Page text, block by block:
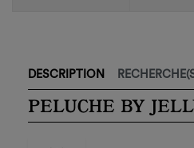
DESCRIPTION
PELUCHE BY